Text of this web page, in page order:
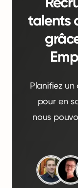
talents
Planifiez
pour en
nous